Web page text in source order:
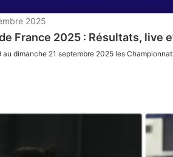
2025
France 2025 : Résultats, live
au dimanche 21 septembre 2025 les